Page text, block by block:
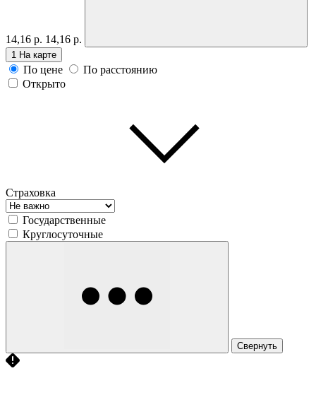
14,16 р. 14,16 р.
1 На карте
По цене
По расстоянию
Открыто
Страховка
Государственные
Круглосуточные
Свернуть